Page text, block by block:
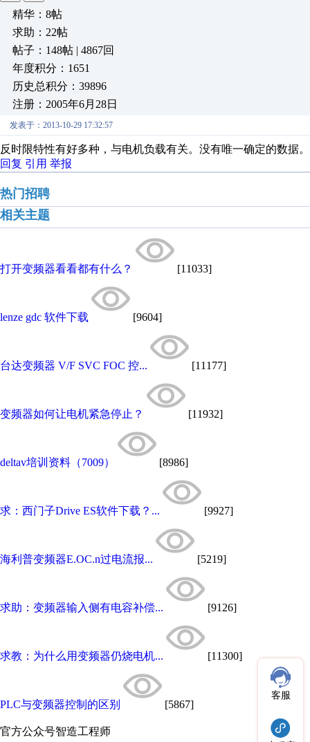
精华：8帖
求助：22帖
帖子：148帖 | 4867回
年度积分：1651
历史总积分：39896
注册：2005年6月28日
发表于：2013-10-29 17:32:57
反时限特性有好多种，与电机负载有关。没有唯一确定的数据。
回复 引用 举报
热门招聘
相关主题
打开变频器看看都有什么？ [11033]
lenze gdc 软件下载 [9604]
台达变频器 V/F SVC FOC 控... [11177]
变频器如何让电机紧急停止？ [11932]
deltav培训资料（7009） [8986]
求：西门子Drive ES软件下载？... [9927]
海利普变频器E.OC.n过电流报... [5219]
求助：变频器输入侧有电容补偿... [9126]
求教：为什么用变频器仍烧电机... [11300]
PLC与变频器控制的区别 [5867]
官方公众号智造工程师
客服